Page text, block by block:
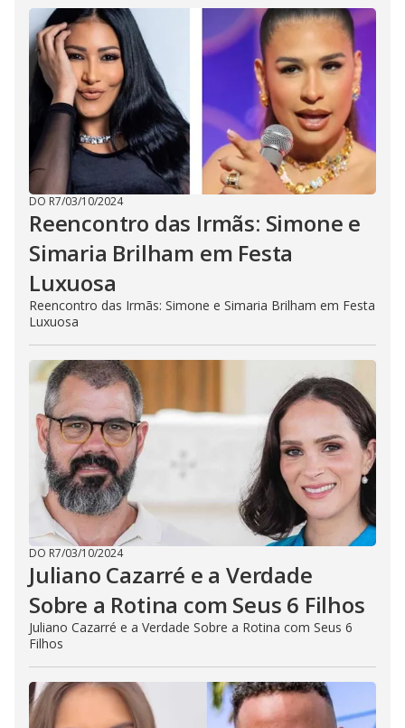
DO R7/03/10/2024
Reencontro das Irmãs: Simone e
Simaria Brilham em Festa
Luxuosa
Reencontro das Irmãs: Simone e Simaria Brilham em Festa
Luxuosa
DO R7/03/10/2024
Juliano Cazarré e a Verdade
Sobre a Rotina com Seus 6 Filhos
Juliano Cazarré e a Verdade Sobre a Rotina com Seus 6
Filhos